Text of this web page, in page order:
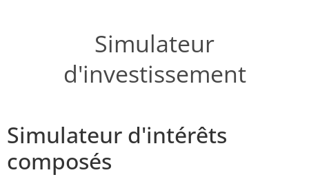
Simulateur
d'investissement
Simulateur d'intérêts
composés